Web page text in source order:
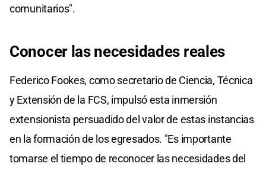
comunitarios".
Conocer las necesidades reales
Federico Fookes, como secretario de Ciencia, Técnica
y Extensión de la FCS, impulsó esta inmersión
extensionista persuadido del valor de estas instancias
en la formación de los egresados. "Es importante
tomarse el tiempo de reconocer las necesidades del